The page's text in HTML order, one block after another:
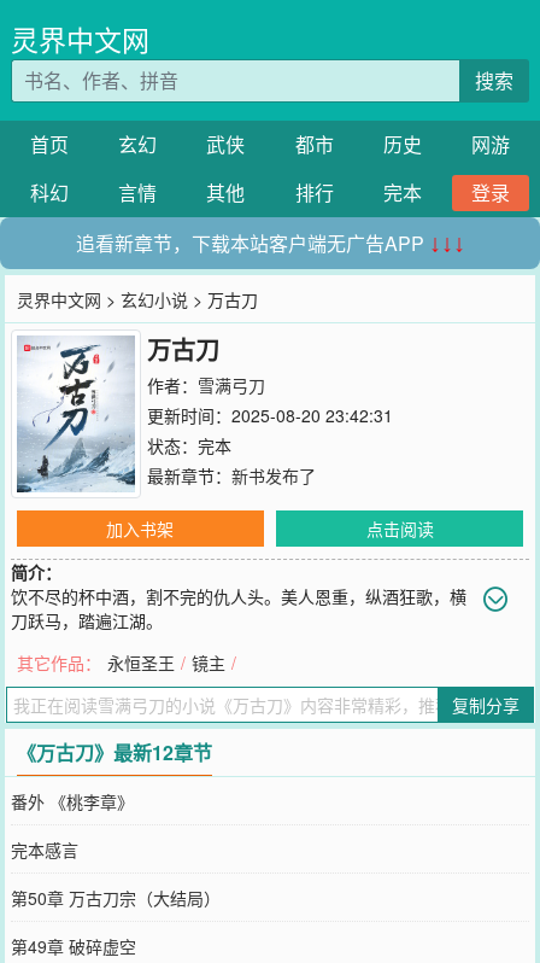
灵界中文网
搜索
首页 玄幻 武侠 都市 历史
网游
科幻
言情 其他 排行 完本
登录
追看新章节，下载本站客户端无广告APP ↓↓↓
灵界中文网 >玄幻小说 > 万古刀
万古刀
作者： 雪满弓刀
更新时间：2025-08-20 23:42:31
状态：完本
最新章节： 新书发布了
加入书架
点击阅读
简介：
饮不尽的杯中酒，割不完的仇人头。美人恩重，纵酒狂歌，横
刀跃马，踏遍江湖。
的朋友推荐哦！
其它作品： 永恒圣王 / 镜主 /
复制分享
《万古刀》最新12章节
番外 《桃李章》
完本感言
第50章 万古刀宗（大结局）
第49章 破碎虚空